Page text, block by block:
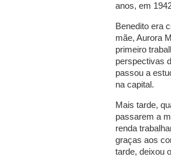
anos, em
Benedito era
mãe, Aurora
primeiro
perspectivas
passou a
na capital.
Mais tarde,
passarem a
renda
graças aos
tarde, deixou